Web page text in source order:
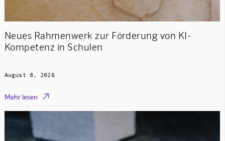
Neues Rahmenwerk zur Förderung von KI-
Kompetenz in Schulen
August 8, 2026
Mehr lesen 